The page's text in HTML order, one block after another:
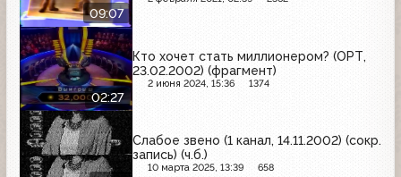
09:07
02:27
Кто хочет стать миллионером? (ОРТ,
23.02.2002) (фрагмент)
2 июня 2024, 15:36 1374
Слабое звено (1 канал, 14.11.2002) (сокр.
запись) (ч.б.)
10 марта 2025, 13:39 658